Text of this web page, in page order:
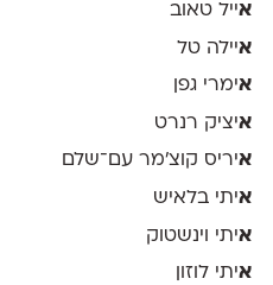
אייל טאוב
איילה טל
אימרי גפן
איציק רנרט
איריס קוצ׳מר עם־שלם
איתי בלאיש
איתי וינשטוק
איתי לוזון